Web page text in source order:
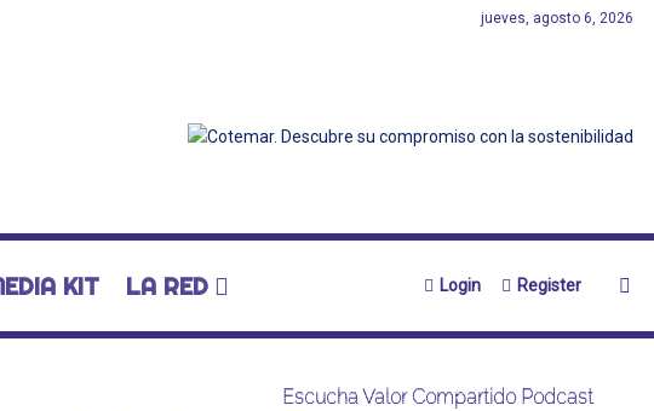
jueves, agosto 6, 2026
KIT LA RED Login Register
Escucha Valor Compartido Podcast